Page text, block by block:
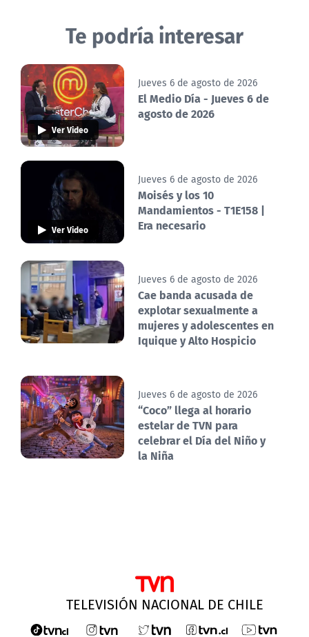
Te podría interesar
Ver Video
Jueves 6 de agosto de 2026
El Medio Día - Jueves 6 de
agosto de 2026
Ver Video
Jueves 6 de agosto de 2026
Moisés y los 10
Mandamientos - T1E158 |
Era necesario
Jueves 6 de agosto de 2026
Cae banda acusada de
explotar sexualmente a
mujeres y adolescentes en
Iquique y Alto Hospicio
Jueves 6 de agosto de 2026
“Coco” llega al horario
estelar de TVN para
celebrar el Día del Niño y
la Niña
TELEVISIÓN NACIONAL DE CHILE